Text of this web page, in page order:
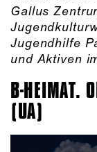
Gallus
Jugendhilfe
und Aktiven
B-HEIMAT.
(UA)